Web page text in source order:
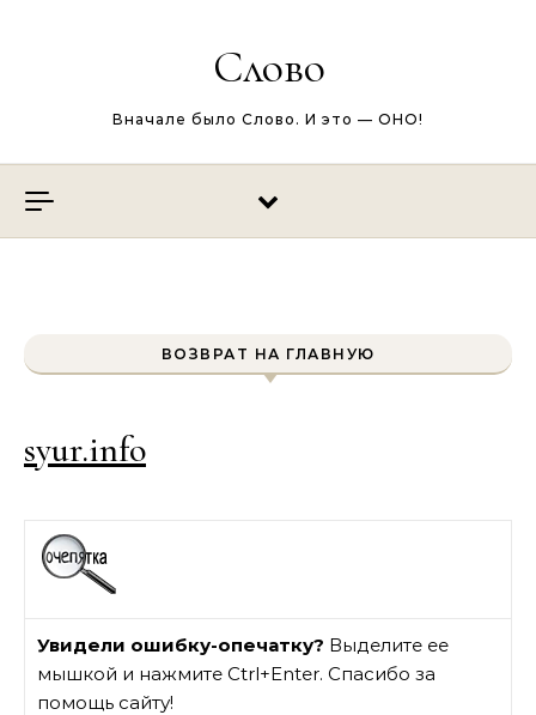
Слово
Вначале было Слово. И это — ОНО!
ВОЗВРАТ НА ГЛАВНУЮ
syur.info
Увидели ошибку-опечатку? Выделите ее
мышкой и нажмите Ctrl+Enter. Спасибо за
помощь сайту!